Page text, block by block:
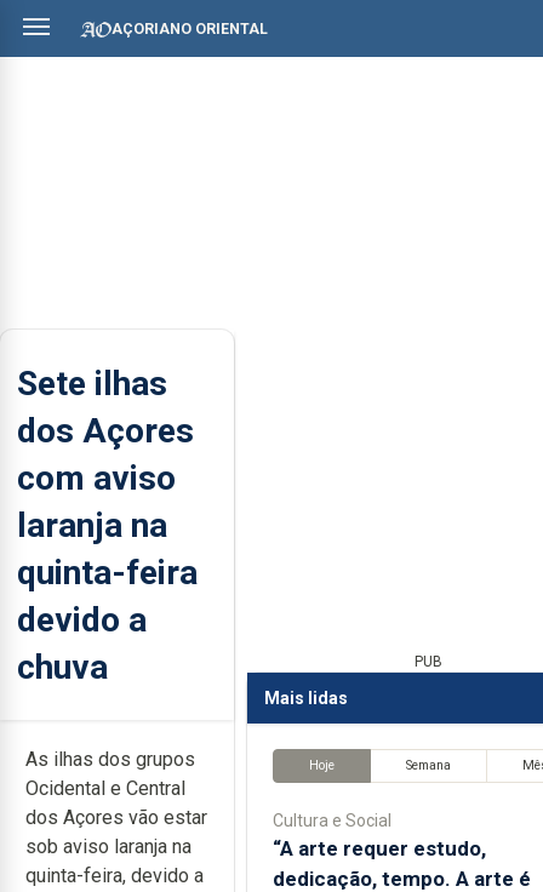
AÇORIANO ORIENTAL
Sete ilhas
dos Açores
com aviso
laranja na
quinta-feira
devido a
chuva
As ilhas dos grupos
Ocidental e Central
dos Açores vão estar
sob aviso laranja na
quinta-feira, devido a
PUB
Mais lidas
Hoje Semana
Cultura e Social
“A arte requer estudo,
dedicação, tempo. A arte é